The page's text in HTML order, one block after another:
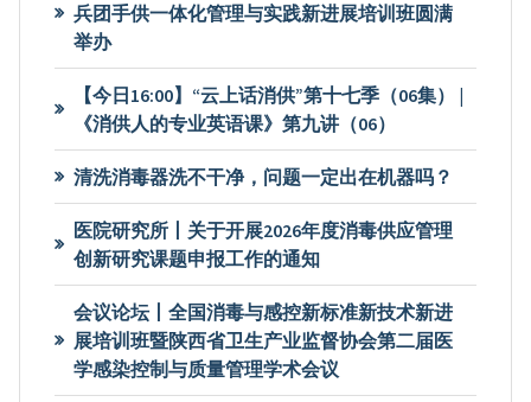
兵团手供一体化管理与实践新进展培训班圆满
举办
【今日16:00】“云上话消供”第十七季（06集） |
《消供人的专业英语课》第九讲（06）
清洗消毒器洗不干净，问题一定出在机器吗？
医院研究所丨关于开展2026年度消毒供应管理
创新研究课题申报工作的通知
会议论坛丨全国消毒与感控新标准新技术新进
展培训班暨陕西省卫生产业监督协会第二届医
学感染控制与质量管理学术会议